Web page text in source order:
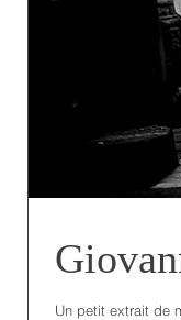
Un petit extrait de